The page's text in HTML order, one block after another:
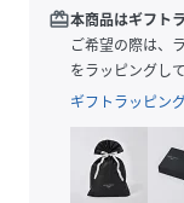
■グレー ムスク
爽やかで香り高い
■シルバー アッ
フルーティなサボ
性別タイプ
redeem本商品はギフト
ご希望の際は、
をラッピングし
ギフトラッピン